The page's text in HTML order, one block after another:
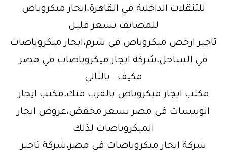
للتنقلات الداخلية في القاهرة،ايجار ميكروباص
للمصايف بسعر قليل
تاجير ارخص ميكروباص في شرم،ايجار ميكروباصات
في الساحل،شركة ايجار ميكروباصات في مصر
مكيف . بالتالي
مكتب ايجار ميكروباص بالقرب منك،مكتب ايجار
اتوبيسات في مصر بسعر مخفض،عروض ايجار
الميكروباصات لذلك
شركة ايجار ميكروباصات في مصر،شركة تاجير